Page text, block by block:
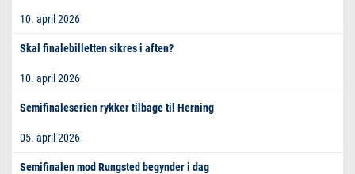
10. april 2026
Skal finalebilletten sikres i aften?
10. april 2026
Semifinaleserien rykker tilbage til Herning
05. april 2026
Semifinalen mod Rungsted begynder i dag